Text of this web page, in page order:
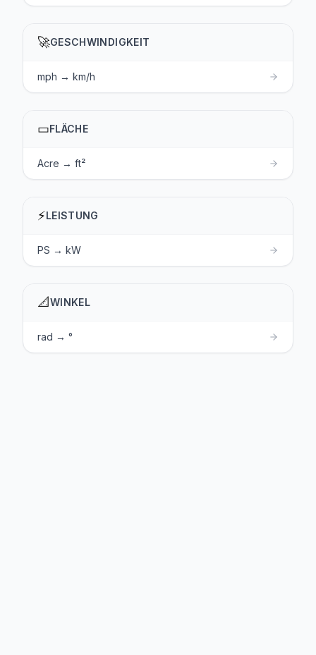
🚀GESCHWINDIGKEIT
mph → km/h
▭FLÄCHE
Acre → ft²
⚡LEISTUNG
PS → kW
📐WINKEL
rad → °